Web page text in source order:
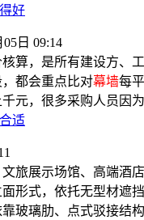
好
05日 09:14
算，是所有建设方、
都会重点比对幕墙每
元，很多采购人员因
适
旅展示场馆、高端
形式，依托无型材遮
玻璃肋、点式驳接结